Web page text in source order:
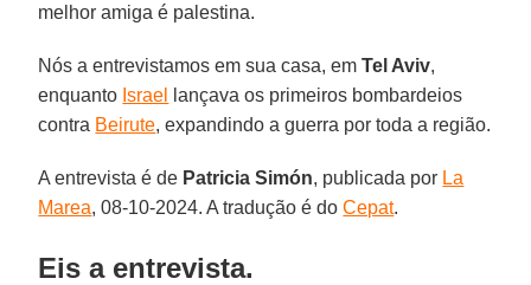
melhor amiga é palestina.
Nós a entrevistamos em sua casa, emTel Aviv,
enquanto Israel
lançava os primeiros bombardeios
contra Beirute, expandindo a guerra por toda a região.
A entrevista é de Patricia Simón, publicada por La
Marea, 08-10-2024. A tradução é doCepat.
Eis a entrevista.